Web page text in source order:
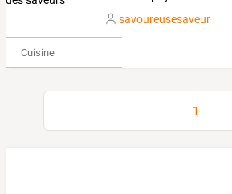
savoureusesaveur
Cuisine
1